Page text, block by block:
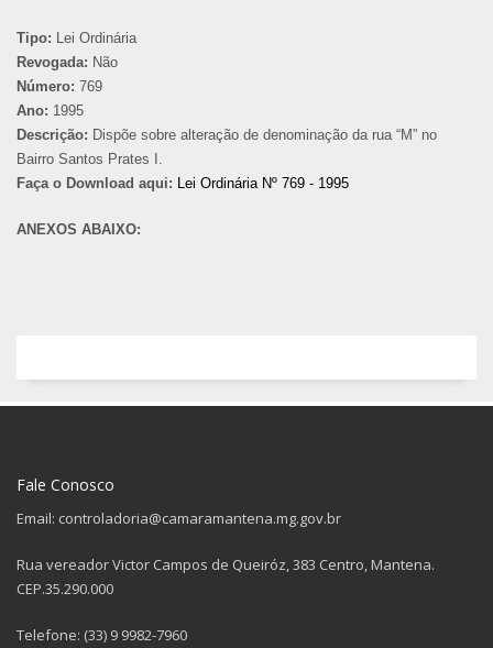
Tipo: Lei Ordinária
Revogada: Não
Número: 769
Ano: 1995
Descrição: Dispõe sobre alteração de denominação da rua “M” no
Bairro Santos Prates I.
Faça o Download aqui: Lei Ordinária Nº 769 - 1995
ANEXOS ABAIXO:
Fale Conosco
Email: controladoria@camaramantena.mg.gov.br
Rua vereador Victor Campos de Queiróz, 383 Centro, Mantena.
CEP.35.290.000
Telefone: (33) 9 9982-7960